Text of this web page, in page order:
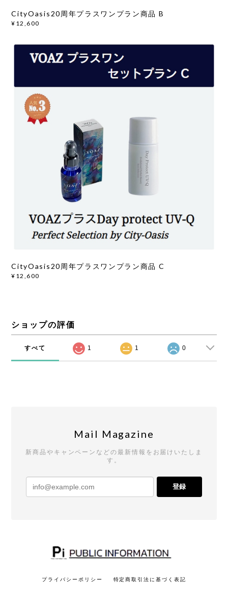
CityOasis20周年プラスワンプラン商品 B
¥12,600
CityOasis20周年プラスワンプラン商品 C
¥12,600
ショップの評価
すべて 1 1 0
Mail Magazine
新商品やキャンペーンなどの最新情報をお届けいたしま
す。
登録
プライバシーポリシー 特定商取引法に基づく表記